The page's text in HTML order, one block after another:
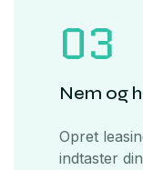
03
Nem og
Opret
indtaster